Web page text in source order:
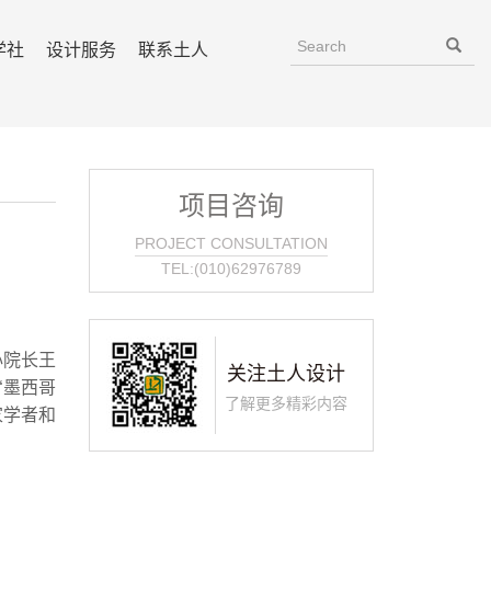
社 设计服务 联系土人
长王
西哥
者和
项目咨询
PROJECT CONSULTATION
TEL:(010)62976789
关注土人设计
了解更多精彩内容